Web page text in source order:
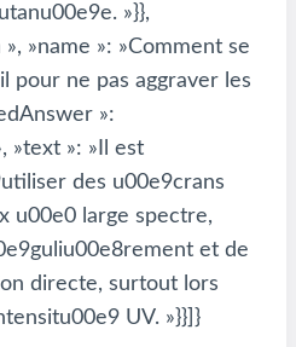
»}},
»name »: »Comment se
pour ne pas aggraver les
»:
»text »: »Il est
des u00e9crans
u00e0 large spectre,
et de
directe, surtout lors
UV. »}}]}